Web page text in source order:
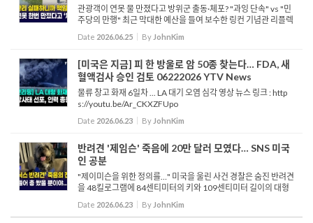
관광객이 연못 물 만졌다고 방위군 출동·체포? "과잉 단속" vs "민
주당의 만행" 최근 막대한 예산을 들여 보수한 링컨 기념관 리플렉
팅 풀에 조류가 번식하고 페인트가 떠오르자, 당국은 이를 기물 파
손으로 규정하고 주방위군과 공원 경찰을 배치해 순...
Date 2026.06.25 By JohnKim
[미국은 지금] 피 한 방울로 암 50종 찾는다… FDA, 새
혈액검사 승인 검토 06222026 YTV News
물류 창고 화재 6일차 ... LA 대기 오염 심각 영상 뉴스 링크 : http
s://youtu.be/Ar_CKXZFUpo
Date 2026.06.23 By JohnKim
반려견 '제임슨' 죽음에 20만 달러 모였다… SNS 미국
인 공분
"제이미슨을 위한 정의를…" 미국을 울린 사건 경찰은 숨진 반려견
을 48킬로그램에 84센티미터의 키와 109센티미터 길이의 대형
견이었다고 설명하며 직접적인 위협이 있었는 지에 대해 철저히
조사하겠다고 밝혔습니다. 여론...
Date 2026.06.23 By JohnKim